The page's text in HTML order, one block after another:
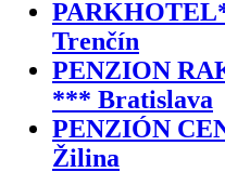
Trenčín
PENZION
*** Bratislava
PENZIÓN
Žilina